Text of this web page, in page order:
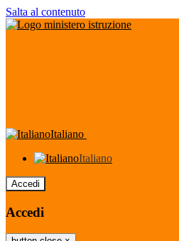
Salta al contenuto
Italiano
Italiano
Accedi
Accedi